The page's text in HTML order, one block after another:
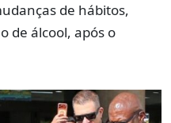
de hábitos,
de álcool, após o